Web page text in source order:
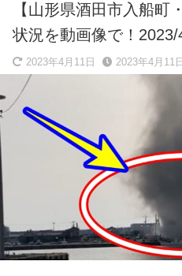
【山形県酒田市入船町
状況を動画像で！2023/
2023年4月11日 2023年4月11日